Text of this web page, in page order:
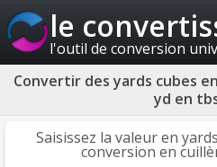
le
l'outil de conversion
Convertir des yards cubes
yd en
Saisissez la valeur en
conversion en